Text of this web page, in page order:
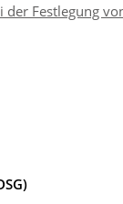
Festlegung